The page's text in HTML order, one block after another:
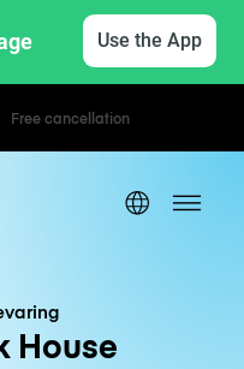
Use the App
House